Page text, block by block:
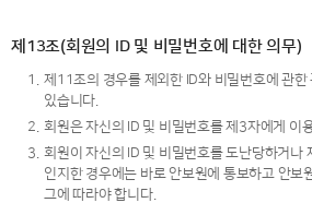
제13조(회원의 ID 및 비밀번호에 대한 의무)
1.
제11조의 경우를 제외한 ID와 비밀번호에 관한
있습니다.
2. 회원은 자신의 ID 및 비밀번호를 제3자에게 이
3. 회원이 자신의 ID 및 비밀번호를 도난당하거나
인지한 경우에는 바로 안보원에 통보하고 안보
그에 따라야 합니다.